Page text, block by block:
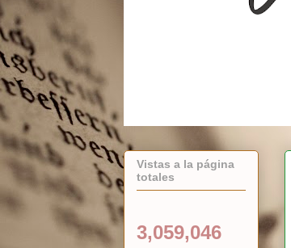
Vistas a la página
totales
3,059,046